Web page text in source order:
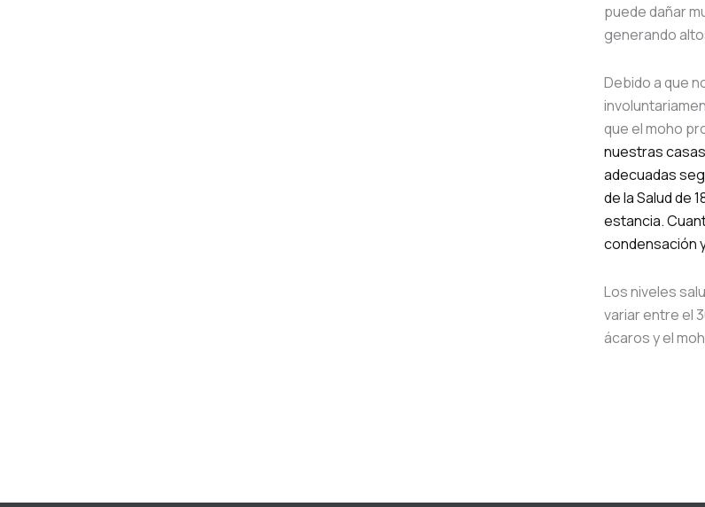
puede dañar
generando
Debido a que
que el moho
nuestras
adecuadas
de la Salud de
estancia.
condensación
Los niveles
variar entre el
ácaros y el